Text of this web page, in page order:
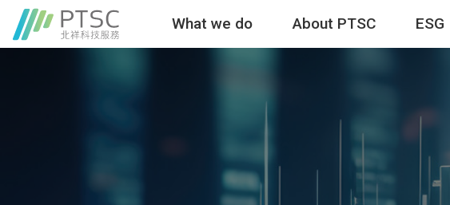
What we do About PTSC ESG